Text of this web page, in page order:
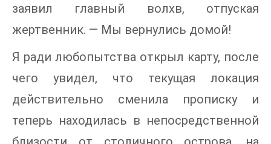
заявил главный волхв, отпуская
жертвенник. — Мы вернулись домой!
Я ради любопытства открыл карту, после
чего увидел, что текущая локация
действительно сменила прописку и
теперь находилась в непосредственной